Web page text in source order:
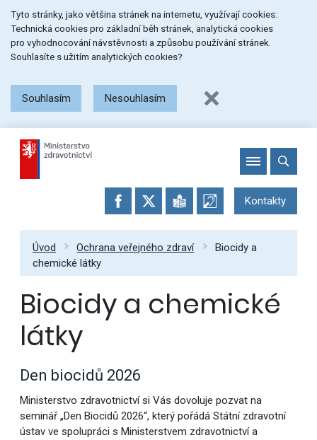
na
menu
na
obsah
na
patičku
stránky
Tyto stránky, jako většina stránek na internetu, využívají cookies:
Technická cookies pro základní běh stránek, analytická cookies
pro vyhodnocování návstěvnosti a způsobu používání stránek.
Souhlasíte s užitím analytických cookies?
Souhlasím Nesouhlasím
Kontakty
Úvod Ochrana veřejného zdraví
Biocidy a
chemické látky
Biocidy a chemické
látky
Den biocidů 2026
Ministerstvo zdravotnictví si Vás dovoluje pozvat na
seminář „Den Biocidů 2026“, který pořádá Státní zdravotní
ústav ve spolupráci s Ministerstvem zdravotnictví a